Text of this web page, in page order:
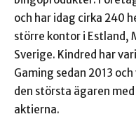
och har idag cirka 240
större kontor i Estland,
Sverige. Kindred har
Gaming sedan 2013
den största ägaren
aktierna.